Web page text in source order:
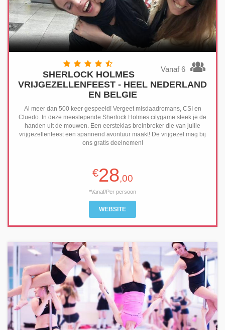
Vanaf 6
SHERLOCK HOLMES
VRIJGEZELLENFEEST - HEEL NEDERLAND
EN BELGIE
Al meer dan 500 keer gespeeld! Vergeet misdaadromans, CSI en
Cluedo. In deze meeslepende Sherlock Holmes citygame steek je de
handen uit de mouwen. Een eersteklas breinbreker die van jullie
vrijgezellenfeest een spannend avontuur maakt! De vrijgezel mag bij
ons gratis deelnemen!
€28,00
*Vanaf/Per persoon
WEBSITE